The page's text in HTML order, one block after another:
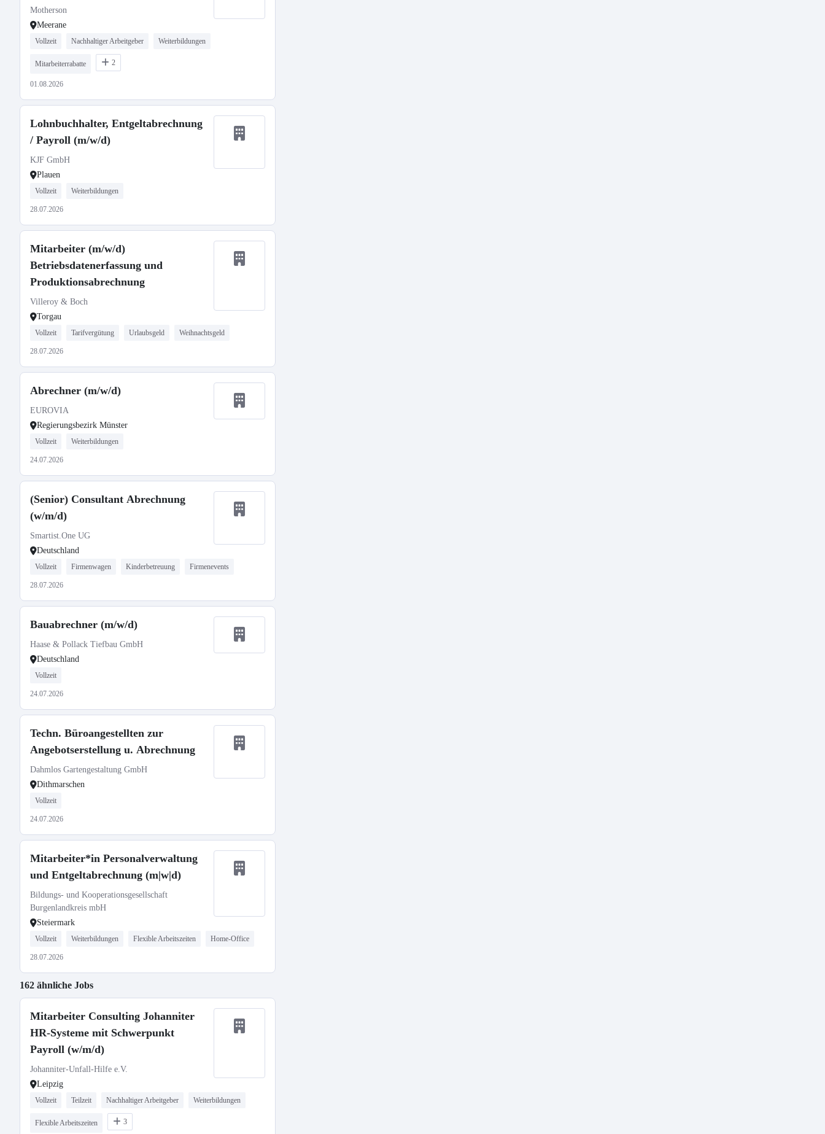
Motherson
Meerane
Vollzeit Nachhaltiger Arbeitgeber Weiterbildungen
Mitarbeiterrabatte 2
01.08.2026
Lohnbuchhalter, Entgeltabrechnung
/ Payroll (m/w/d)
KJF GmbH
Plauen
Vollzeit Weiterbildungen
28.07.2026
Mitarbeiter (m/w/d)
Betriebsdatenerfassung und
Produktionsabrechnung
Villeroy & Boch
Torgau
Vollzeit Tarifvergütung Urlaubsgeld Weihnachtsgeld
28.07.2026
Abrechner (m/w/d)
EUROVIA
Regierungsbezirk Münster
Vollzeit Weiterbildungen
24.07.2026
(Senior) Consultant Abrechnung
(w/m/d)
Smartist.One UG
Deutschland
Vollzeit Firmenwagen Kinderbetreuung Firmenevents
28.07.2026
Bauabrechner (m/w/d)
Haase & Pollack Tiefbau GmbH
Deutschland
Vollzeit
24.07.2026
Techn. Büroangestellten zur
Angebotserstellung u. Abrechnung
Dahmlos Gartengestaltung GmbH
Dithmarschen
Vollzeit
24.07.2026
Mitarbeiter*in Personalverwaltung
und Entgeltabrechnung (m|w|d)
Bildungs- und Kooperationsgesellschaft
Burgenlandkreis mbH
Steiermark
Vollzeit Weiterbildungen Flexible Arbeitszeiten Home-Office
28.07.2026
162 ähnliche Jobs
Mitarbeiter Consulting Johanniter
HR-Systeme mit Schwerpunkt
Payroll (w/m/d)
Johanniter-Unfall-Hilfe e.V.
Leipzig
Vollzeit Teilzeit Nachhaltiger Arbeitgeber Weiterbildungen
Flexible Arbeitszeiten 3